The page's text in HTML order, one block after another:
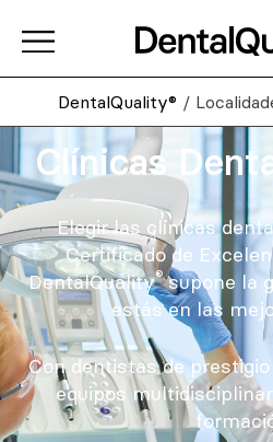
DentalQuality® /
Clínicas
Elegir las clínicas
Certificado de
DentalQuality®supone la
estás en las
Con dentistas de
equipos